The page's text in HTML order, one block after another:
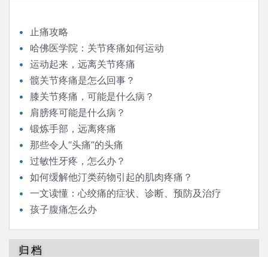
止痛攻略
哈佛医学院：关节疼痛如何运动
运动起来，远离关节疼痛
髋关节疼痛是怎么回事？
膝关节疼痛，可能是什么病？
肩膀疼可能是什么病？
锻炼手部，远离疼痛
那些令人“头痛”的头痛
过敏性牙疼，怎么办？
如何缓解他汀类药物引起的肌肉疼痛？
一文读懂：心绞痛的症状、诊断、预防及治疗
孩子腹痛怎么办
归档